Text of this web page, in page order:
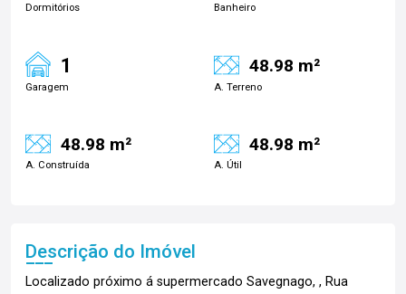
Dormitórios Banheiro
1
Garagem
48.98 m²
A. Terreno
48.98 m²
A. Construída
48.98 m²
A. Útil
Descrição do Imóvel
Localizado próximo á supermercado Savegnago, , Rua